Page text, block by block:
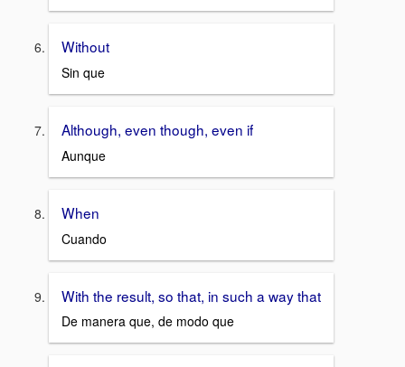
Without
Sin que
Although, even though, even if
Aunque
When
Cuando
With the result, so that, in such a way that
De manera que, de modo que